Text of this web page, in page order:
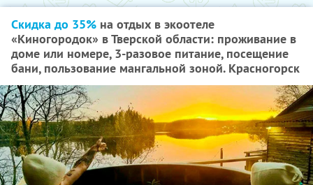
Скидка до 35% на отдых в экоотеле
«Киногородок» в Тверской области: проживание в
доме или номере, 3-разовое питание, посещение
бани, пользование мангальной зоной. Красногорск